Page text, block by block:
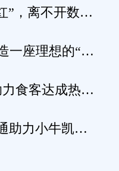
”，离不开数字
一座理想的“零
食客达成热干
助力小牛凯西